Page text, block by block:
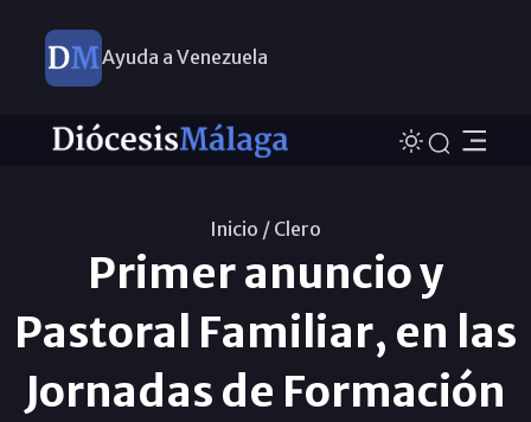
Ayuda a Venezuela
Inicio / Clero
Primer anuncio y
Pastoral Familiar, en las
Jornadas de Formación